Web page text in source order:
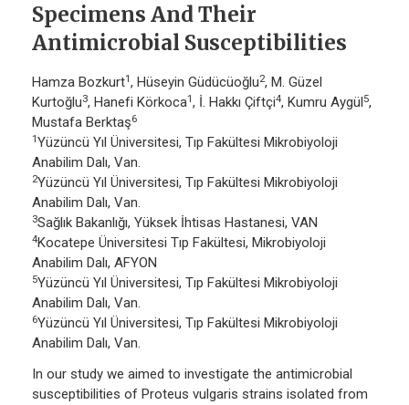
Specimens And Their
Antimicrobial Susceptibilities
Hamza Bozkurt1, Hüseyin Güdücüoğlu2, M. Güzel
Kurtoğlu3, Hanefi Körkoca1, İ. Hakkı Çiftçi4, Kumru Aygül 5,
Mustafa Berktaş6
1Yüzüncü Yıl Üniversitesi, Tıp Fakültesi Mikrobiyoloji
Anabilim Dalı, Van.
2Yüzüncü Yıl Üniversitesi, Tıp Fakültesi Mikrobiyoloji
Anabilim Dalı, Van.
3Sağlık Bakanlığı, Yüksek İhtisas Hastanesi, VAN
4Kocatepe Üniversitesi Tıp Fakültesi, Mikrobiyoloji
Anabilim Dalı, AFYON
5Yüzüncü Yıl Üniversitesi, Tıp Fakültesi Mikrobiyoloji
Anabilim Dalı, Van.
6Yüzüncü Yıl Üniversitesi, Tıp Fakültesi Mikrobiyoloji
Anabilim Dalı, Van.
In our study we aimed to investigate the antimicrobial
susceptibilities of Proteus vulgaris strains isolated from